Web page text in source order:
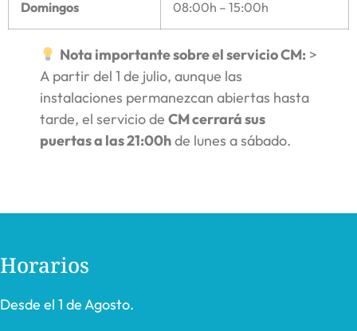
Domingos 08:00h – 15:00h
Nota importante sobre el servicio CM:>
A partir del 1 de julio, aunque las
instalaciones permanezcan abiertas hasta
tarde, el servicio de CM cerrará sus
puertas a las 21:00hde lunes a sábado.
Horarios
Desde el 1 de Agosto.